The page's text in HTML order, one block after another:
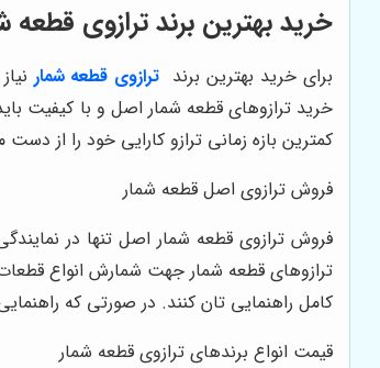
خرید بهترین برند ترازوی قطعه
برای خرید بهترین برند ترازوی قطعه شمار
خرید ترازوهای قطعه شمار اصل و با کیفیت
کمترین بازه زمانی ترازو کارایی خود را
فروش ترازوی اصل قطعه شمار
فروش ترازوی قطعه شمار اصل تنها در
ترازوهای قطعه شمار جهت شمارش انواع قطعات
کامل راهنمایی تان کنند. در صورتی که
قیمت انواع برندهای ترازوی قطعه شمار